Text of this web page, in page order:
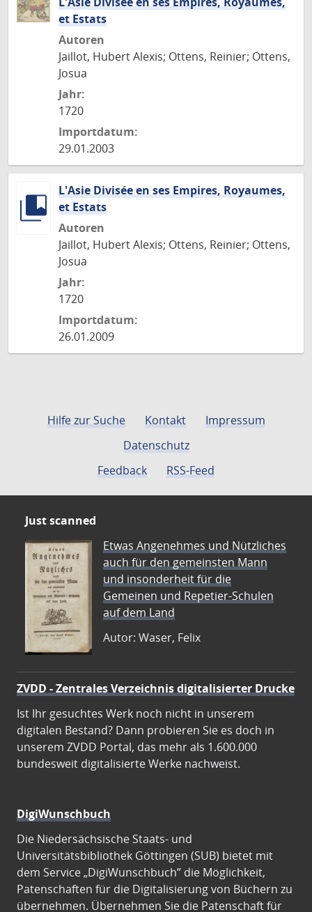
et Estats
Autoren
Jaillot, Hubert Alexis; Ottens, Reinier; Ottens,
Josua
Jahr:
1720
Importdatum:
29.01.2003
L'Asie Divisée en ses Empires, Royaumes,
et Estats
Autoren
Jaillot, Hubert Alexis; Ottens, Reinier; Ottens,
Josua
Jahr:
1720
Importdatum:
26.01.2009
Hilfe zur Suche Kontakt
Impressum
Datenschutz
Feedback
RSS-Feed
Just scanned
Etwas Angenehmes und Nützliches
auch für den gemeinsten Mann
und insonderheit für die
Gemeinen und Repetier-Schulen
auf dem Land
Autor: Waser, Felix
ZVDD - Zentrales Verzeichnis digitalisierter Drucke
Ist Ihr gesuchtes Werk noch nicht in unserem
digitalen Bestand? Dann probieren Sie es doch in
unserem ZVDD Portal, das mehr als 1.600.000
bundesweit digitalisierte Werke nachweist.
DigiWunschbuch
Die Niedersächsische Staats- und
Universitätsbibliothek Göttingen (SUB) bietet mit
dem Service „DigiWunschbuch” die Möglichkeit,
Patenschaften für die Digitalisierung von Büchern zu
übernehmen. Übernehmen Sie die Patenschaft für